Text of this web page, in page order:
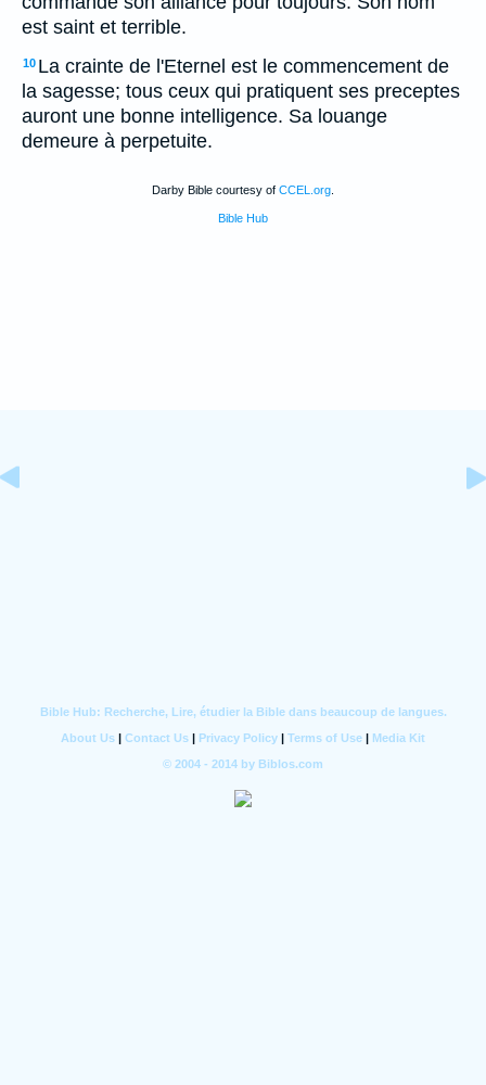
est saint et terrible.
10 La crainte de l'Eternel est le commencement de
la sagesse; tous ceux qui pratiquent ses preceptes
auront une bonne intelligence. Sa louange
demeure à perpetuite.
Darby Bible courtesy of CCEL.org
Bible Hub